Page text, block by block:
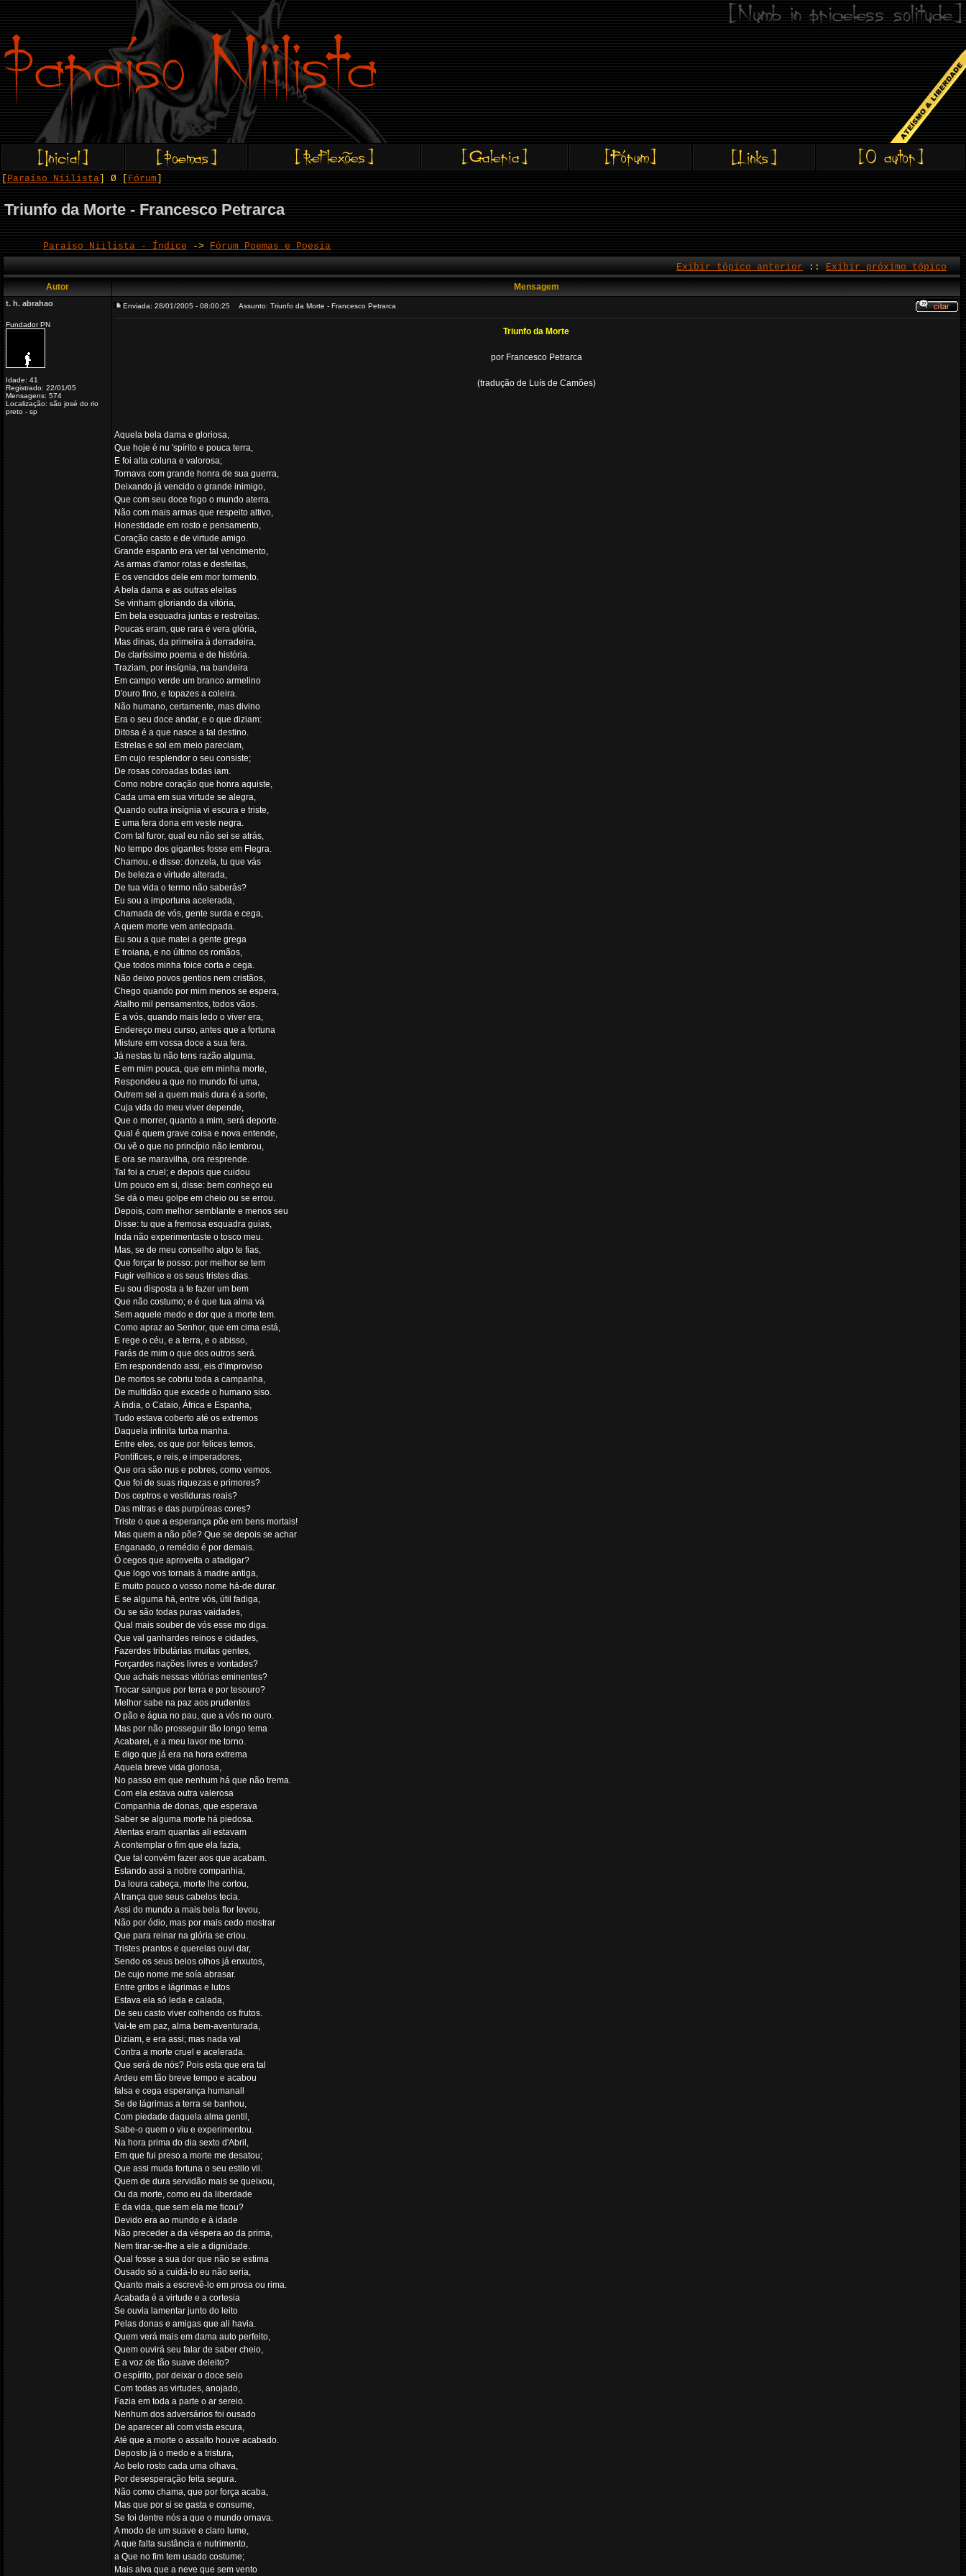
Paraíso Niilista ] Ø [ Fórum
Triunfo da Morte - Francesco Petrarca
Paraíso Niilista - Índice -> Fórum Poemas e Poesia
Exibir tópico anterior :: Exibir próximo tópico
Autor Mensagem
t. h. abrahao
Fundador PN
Idade: 41
Registrado: 22/01/05
Mensagens: 574
Localização: são josé do rio
preto - sp
Enviada: 28/01/2005 - 08:00:25 Assunto: Triunfo da Morte - Francesco Petrarca
Triunfo da Morte
por Francesco Petrarca
(tradução de Luís de Camões)
Aquela bela dama e gloriosa,
Que hoje é nu 'spírito e pouca terra,
E foi alta coluna e valorosa;
Tornava com grande honra de sua guerra,
Deixando já vencido o grande inimigo,
Que com seu doce fogo o mundo aterra.
Não com mais armas que respeito altivo,
Honestidade em rosto e pensamento,
Coração casto e de virtude amigo.
Grande espanto era ver tal vencimento,
As armas d'amor rotas e desfeitas,
E os vencidos dele em mor tormento.
A bela dama e as outras eleitas
Se vinham gloriando da vitória,
Em bela esquadra juntas e restreitas.
Poucas eram, que rara é vera glória,
Mas dinas, da primeira à derradeira,
De claríssimo poema e de história.
Traziam, por insígnia, na bandeira
Em campo verde um branco armelino
D'ouro fino, e topazes a coleira.
Não humano, certamente, mas divino
Era o seu doce andar, e o que diziam:
Ditosa é a que nasce a tal destino.
Estrelas e sol em meio pareciam,
Em cujo resplendor o seu consiste;
De rosas coroadas todas iam.
Como nobre coração que honra aquiste,
Cada uma em sua virtude se alegra,
Quando outra insígnia vi escura e triste,
E uma fera dona em veste negra.
Com tal furor, qual eu não sei se atrás,
No tempo dos gigantes fosse em Flegra.
Chamou, e disse: donzela, tu que vás
De beleza e virtude alterada,
De tua vida o termo não saberás?
Eu sou a importuna acelerada,
Chamada de vós, gente surda e cega,
A quem morte vem antecipada.
Eu sou a que matei a gente grega
E troiana, e no último os romãos,
Que todos minha foice corta e cega.
Não deixo povos gentios nem cristãos,
Chego quando por mim menos se espera,
Atalho mil pensamentos, todos vãos.
E a vós, quando mais ledo o viver era,
Endereço meu curso, antes que a fortuna
Misture em vossa doce a sua fera.
Já nestas tu não tens razão alguma,
E em mim pouca, que em minha morte,
Respondeu a que no mundo foi uma,
Outrem sei a quem mais dura é a sorte,
Cuja vida do meu viver depende,
Que o morrer, quanto a mim, será deporte.
Qual é quem grave coisa e nova entende,
Ou vê o que no princípio não lembrou,
E ora se maravilha, ora resprende.
Tal foi a cruel; e depois que cuidou
Um pouco em si, disse: bem conheço eu
Se dá o meu golpe em cheio ou se errou.
Depois, com melhor semblante e menos seu
Disse: tu que a fremosa esquadra guias,
Inda não experimentaste o tosco meu.
Mas, se de meu conselho algo te fias,
Que forçar te posso: por melhor se tem
Fugir velhice e os seus tristes dias.
Eu sou disposta a te fazer um bem
Que não costumo; e é que tua alma vá
Sem aquele medo e dor que a morte tem.
Como apraz ao Senhor, que em cima está,
E rege o céu, e a terra, e o abisso,
Farás de mim o que dos outros será.
Em respondendo assi, eis d'improviso
De mortos se cobriu toda a campanha,
De multidão que excede o humano siso.
A índia, o Cataio, África e Espanha,
Tudo estava coberto até os extremos
Daquela infinita turba manha.
Entre eles, os que por felices temos,
Pontífices, e reis, e imperadores,
Que ora são nus e pobres, como vemos.
Que foi de suas riquezas e primores?
Dos ceptros e vestiduras reais?
Das mitras e das purpúreas cores?
Triste o que a esperança põe em bens mortais!
Mas quem a não põe? Que se depois se achar
Enganado, o remédio é por demais.
Ó cegos que aproveita o afadigar?
Que logo vos tornais à madre antiga,
E muito pouco o vosso nome há-de durar.
E se alguma há, entre vós, útil fadiga,
Ou se são todas puras vaidades,
Qual mais souber de vós esse mo diga.
Que val ganhardes reinos e cidades,
Fazerdes tributárias muitas gentes,
Forçardes nações livres e vontades?
Que achais nessas vitórias eminentes?
Trocar sangue por terra e por tesouro?
Melhor sabe na paz aos prudentes
O pão e água no pau, que a vós no ouro.
Mas por não prosseguir tão longo tema
Acabarei, e a meu lavor me torno.
E digo que já era na hora extrema
Aquela breve vida gloriosa,
No passo em que nenhum há que não trema.
Com ela estava outra valerosa
Companhia de donas, que esperava
Saber se alguma morte há piedosa.
Atentas eram quantas ali estavam
A contemplar o fim que ela fazia,
Que tal convém fazer aos que acabam.
Estando assi a nobre companhia,
Da loura cabeça, morte lhe cortou,
A trança que seus cabelos tecia.
Assi do mundo a mais bela flor levou,
Não por ódio, mas por mais cedo mostrar
Que para reinar na glória se criou.
Tristes prantos e querelas ouvi dar,
Sendo os seus belos olhos já enxutos,
De cujo nome me soía abrasar.
Entre gritos e lágrimas e lutos
Estava ela só leda e calada,
De seu casto viver colhendo os frutos.
Vai-te em paz, alma bem-aventurada,
Diziam, e era assi; mas nada val
Contra a morte cruel e acelerada.
Que será de nós? Pois esta que era tal
Ardeu em tão breve tempo e acabou
falsa e cega esperança humanall
Se de lágrimas a terra se banhou,
Com piedade daquela alma gentil,
Sabe-o quem o viu e experimentou.
Na hora prima do dia sexto d'Abril,
Em que fui preso a morte me desatou;
Que assi muda fortuna o seu estilo vil.
Quem de dura servidão mais se queixou,
Ou da morte, como eu da liberdade
E da vida, que sem ela me ficou?
Devido era ao mundo e à idade
Não preceder a da véspera ao da prima,
Nem tirar-se-lhe a ele a dignidade.
Qual fosse a sua dor que não se estima
Ousado só a cuidá-lo eu não seria,
Quanto mais a escrevê-lo em prosa ou rima.
Acabada é a virtude e a cortesia
Se ouvia lamentar junto do leito
Pelas donas e amigas que ali havia.
Quem verá mais em dama auto perfeito,
Quem ouvirá seu falar de saber cheio,
E a voz de tão suave deleito?
O espírito, por deixar o doce seio
Com todas as virtudes, anojado,
Fazia em toda a parte o ar sereio.
Nenhum dos adversários foi ousado
De aparecer ali com vista escura,
Até que a morte o assalto houve acabado.
Deposto já o medo e a tristura,
Ao belo rosto cada uma olhava,
Por desesperação feita segura.
Não como chama, que por força acaba,
Mas que por si se gasta e consume,
Se foi dentre nós a que o mundo ornava.
A modo de um suave e claro lume,
A que falta sustância e nutrimento,
a Que no fim tem usado costume;
Mais alva que a neve que sem vento